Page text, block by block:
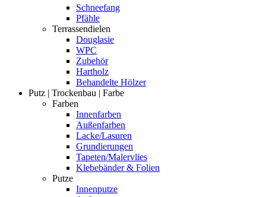
Schneefang
Pfähle
Terrassendielen
Douglasie
WPC
Zubehör
Hartholz
Behandelte Hölzer
Putz | Trockenbau | Farbe
Farben
Innenfarben
Außenfarben
Lacke/Lasuren
Grundierungen
Tapeten/Malervlies
Klebebänder & Folien
Putze
Innenputze